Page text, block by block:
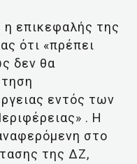
επικεφαλής της
ότι «πρέπει
δεν θα
εντός των
. Η
στο
της ΔΖ,